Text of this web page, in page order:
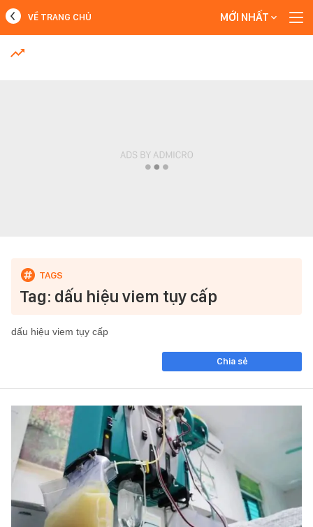
MỚI NHẤT
VỀ TRANG CHỦ MỚI NHẤT
Tag: dấu hiệu viem tụy cấp
dấu hiệu viem tụy cấp
Chia sẻ